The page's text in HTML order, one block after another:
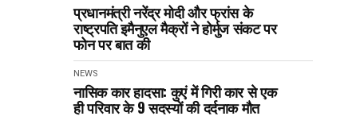
प्रधानमंत्री नरेंद्र मोदी और फ्रांस के
राष्ट्रपति इमैनुएल मैक्रों ने होर्मुज संकट पर
फोन पर बात की
NEWS
नासिक कार हादसा: कुएं में गिरी कार से एक
ही परिवार के 9 सदस्यों की दर्दनाक मौत